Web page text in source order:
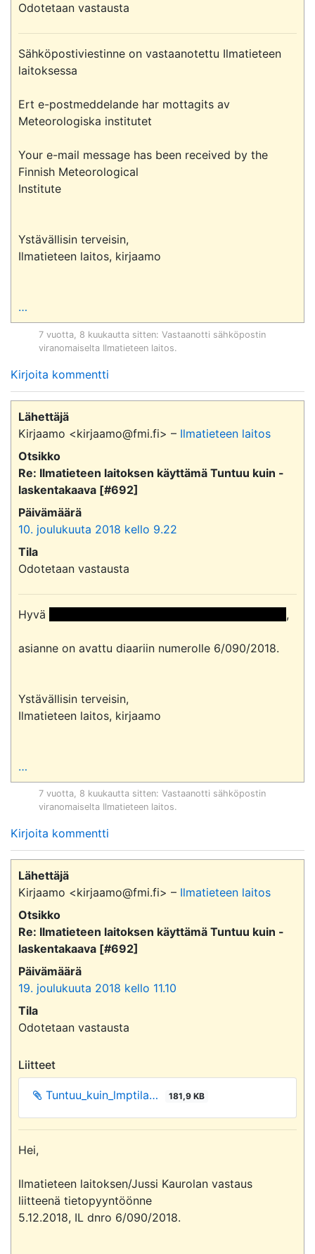
Odotetaan vastausta
Sähköpostiviestinne on vastaanotettu Ilmatieteen
laitoksessa
Ert e-postmeddelande har mottagits av
Meteorologiska institutet
Your e-mail message has been received by the
Finnish Meteorological
Institute
Ystävällisin terveisin,
Ilmatieteen laitos, kirjaamo
…
7 vuotta, 8 kuukautta sitten: Vastaanotti sähköpostin
viranomaiselta Ilmatieteen laitos.
Kirjoita kommentti
Lähettäjä
Kirjaamo <kirjaamo@fmi.fi> – Ilmatieteen laitos
Otsikko
Re: Ilmatieteen laitoksen käyttämä Tuntuu kuin -
laskentakaava [#692]
Päivämäärä
10. joulukuuta 2018 kello 9.22
Tila
Odotetaan vastausta
Hyvä ,
asianne on avattu diaariin numerolle 6/090/2018.
Ystävällisin terveisin,
Ilmatieteen laitos, kirjaamo
…
7 vuotta, 8 kuukautta sitten: Vastaanotti sähköpostin
viranomaiselta Ilmatieteen laitos.
Kirjoita kommentti
Lähettäjä
Kirjaamo <kirjaamo@fmi.fi> – Ilmatieteen laitos
Otsikko
Re: Ilmatieteen laitoksen käyttämä Tuntuu kuin -
laskentakaava [#692]
Päivämäärä
19. joulukuuta 2018 kello 11.10
Tila
Odotetaan vastausta
Liitteet
Tuntuu_kuin_lmptila… 181,9 KB
Hei,
Ilmatieteen laitoksen/Jussi Kaurolan vastaus
liitteenä tietopyyntöönne
5.12.2018, IL dnro 6/090/2018.